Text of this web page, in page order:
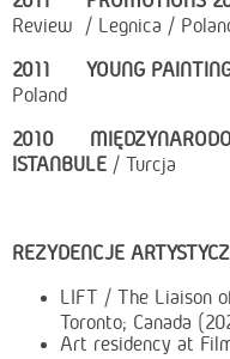
Review / Legnica /
2011
YOUNG
Poland
2010
ISTANBULE / Turcja
REZYDENCJE
LIFT / The Liaison
Toronto; Canada
Art residency at